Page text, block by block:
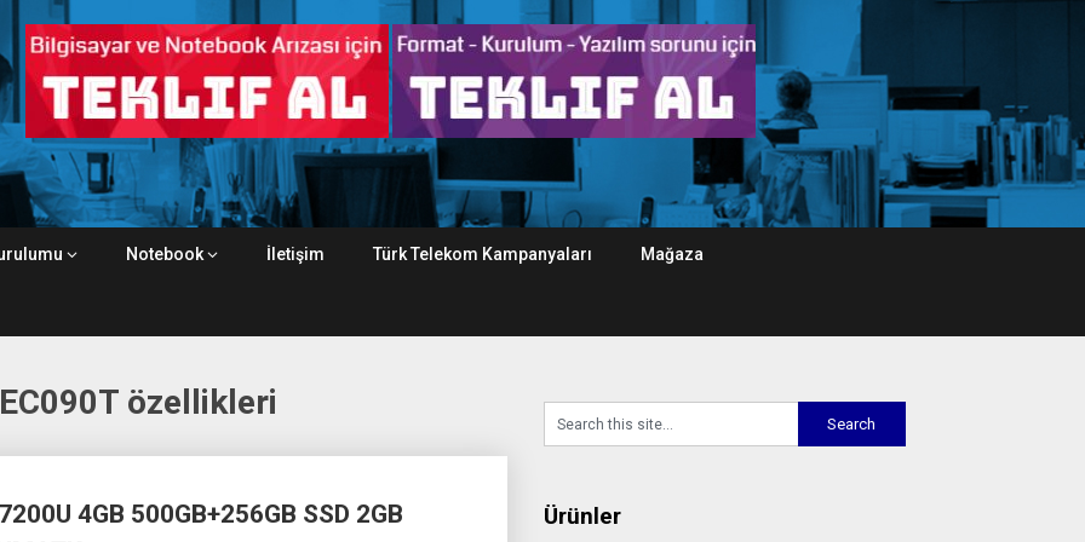
Notebook İletişim Türk Telekom Kampanyaları Mağaza
özellikleri
4GB 500GB+256GB SSD 2GB
Ürünler